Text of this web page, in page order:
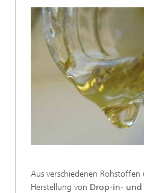
Aus verschiedenen
Herstellung von Drop-in-